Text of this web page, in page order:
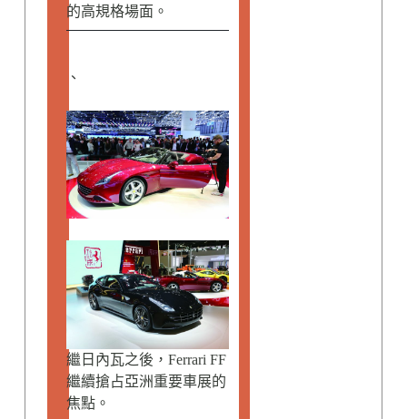
的高規格場面。
、
繼日內瓦之後，Ferrari FF
繼續搶占亞洲重要車展的
焦點。